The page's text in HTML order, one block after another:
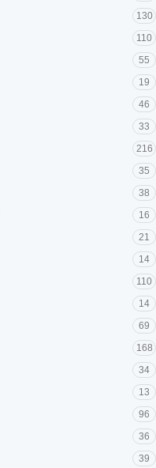
130
110
55
19
46
33
216
35
38
16
21
14
110
14
69
168
34
13
96
36
39